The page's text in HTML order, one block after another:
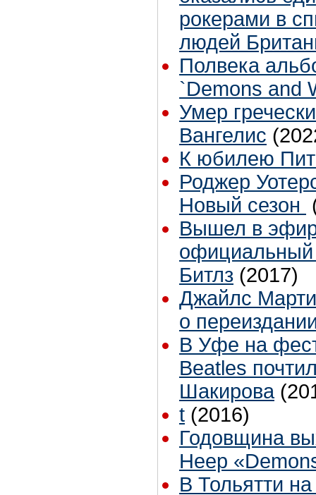
рокерами в
людей
Полвека
`Demons and
Умер
Вангелис
К юбилею
Роджер
Новый сезон
Вышел в
официальный
Битлз (2017)
Джайлс
о
В Уфе на
Beatles
Шакирова
t (2016)
Годовщина
Heep
В Тольятти